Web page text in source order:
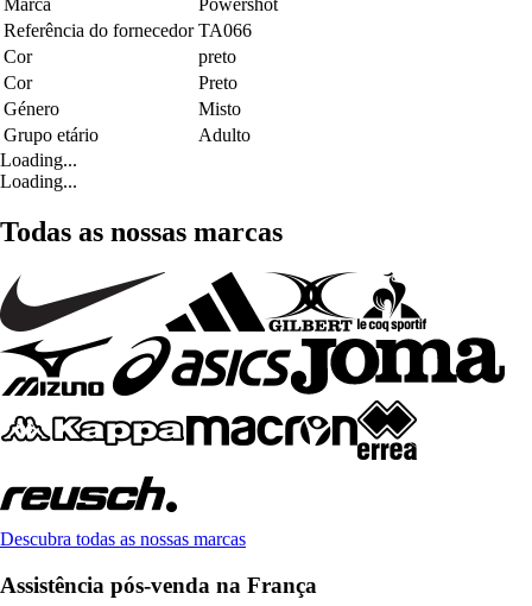
Marca
Powershot
Referência do fornecedor TA066
Cor
preto
Cor
Preto
Género
Misto
Grupo etário
Adulto
Loading...
Loading...
Todas as nossas marcas
Descubra todas as nossas marcas
Assistência pós-venda na França